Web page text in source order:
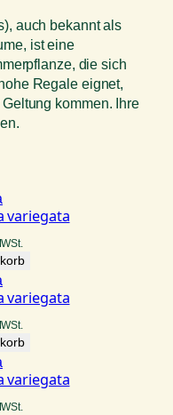
auch bekannt als
ist eine
die sich
Regale eignet,
kommen. Ihre
variegata
variegata
variegata